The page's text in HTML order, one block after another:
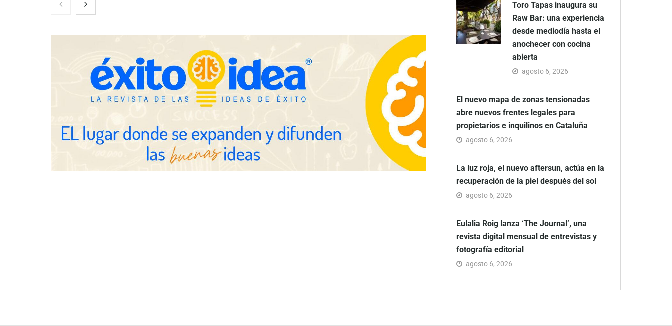
Schaeffler mejora su rentabilidad
en el primer semestre de 2026
Eagle Waterproofing recomienda
revisar la impermeabilización de
las viviendas antes de las
Servimudanzas supera las 3.000
Toro Tapas inaugura su
Raw Bar: una experiencia
desde mediodía hasta el
anochecer con cocina
abierta
agosto 6, 2026
El nuevo mapa de zonas tensionadas
abre nuevos frentes legales para
propietarios e inquilinos en Cataluña
agosto 6, 2026
La luz roja, el nuevo aftersun, actúa en la
recuperación de la piel después del sol
agosto 6, 2026
Eulalia Roig lanza ‘The Journal’, una
revista digital mensual de entrevistas y
fotografía editorial
agosto 6, 2026